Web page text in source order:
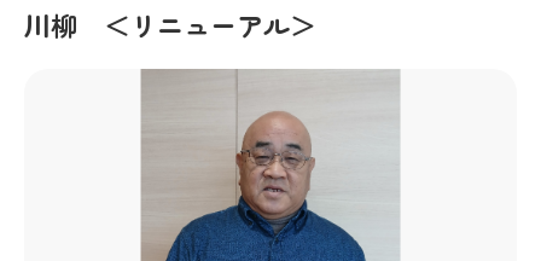
川柳 ＜リニューアル＞